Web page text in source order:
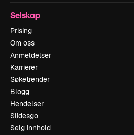
Selskap
Prising
Om oss
Anmeldelser
Karrierer
Søketrender
Blogg
Hendelser
Slidesgo
Selg innhold